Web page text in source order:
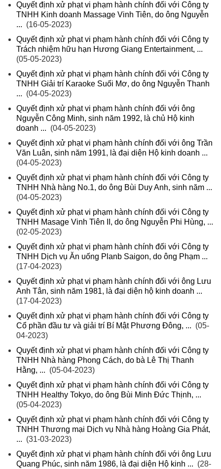
Quyết định xử phạt vi phạm hành chính đối với Công ty
TNHH Kinh doanh Massage Vinh Tiên, do ông Nguyễn
... (16-05-2023)
Quyết định xử phạt vi phạm hành chính đối với Công ty
Trách nhiệm hữu hạn Hương Giang Entertainment, ...
(05-05-2023)
Quyết định xử phạt vi phạm hành chính đối với Công ty
TNHH Giải trí Karaoke Suối Mơ, do ông Nguyễn Thanh
... (04-05-2023)
Quyết định xử phạt vi phạm hành chính đối với ông
Nguyễn Công Minh, sinh năm 1992, là chủ Hộ kinh
doanh ... (04-05-2023)
Quyết định xử phạt vi phạm hành chính đối với ông Trần
Văn Luân, sinh năm 1991, là đại diện Hộ kinh doanh ...
(04-05-2023)
Quyết định xử phạt vi phạm hành chính đối với Công ty
TNHH Nhà hàng No.1, do ông Bùi Duy Anh, sinh năm ...
(04-05-2023)
Quyết định xử phạt vi phạm hành chính đối với Công ty
TNHH Masage Vinh Tiên II, do ông Nguyễn Phi Hùng, ...
(02-05-2023)
Quyết định xử phạt vi phạm hành chính đối với Công ty
TNHH Dịch vụ Ăn uống Planb Saigon, do ông Phạm ...
(17-04-2023)
Quyết định xử phạt vi phạm hành chính đối với ông Lưu
Anh Tân, sinh năm 1981, là đại diện hộ kinh doanh ...
(17-04-2023)
Quyết định xử phạt vi phạm hành chính đối với Công ty
Cổ phần đầu tư và giải trí Bí Mật Phương Đông, ... (05-
04-2023)
Quyết định xử phạt vi phạm hành chính đối với Công ty
TNHH Nhà hàng Phong Cách, do bà Lê Thị Thanh
Hằng, ... (05-04-2023)
Quyết định xử phạt vi phạm hành chính đối với Công ty
TNHH Healthy Tokyo, do ông Bùi Minh Đức Thịnh, ...
(05-04-2023)
Quyết định xử phạt vi phạm hành chính đối với Công ty
TNHH Thương mại Dịch vụ Nhà hàng Hoàng Gia Phát,
... (31-03-2023)
Quyết định xử phạt vi phạm hành chính đối với ông Lưu
Quang Phúc, sinh năm 1986, là đại diện Hộ kinh ... (28-